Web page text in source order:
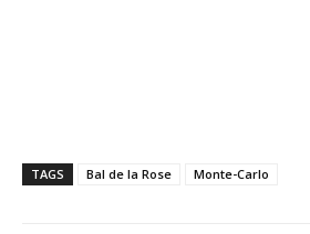
TAGS Bal de la Rose Monte-Carlo